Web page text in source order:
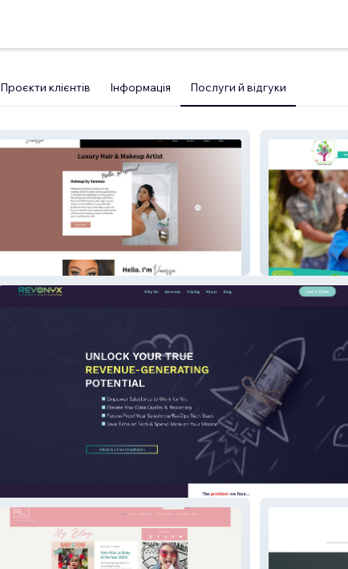
Проєкти клієнтів Інформація Послуги й відгуки
Makeup By Vanessa The Learning